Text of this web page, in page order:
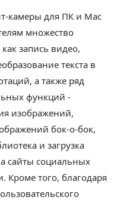
камеры для ПК и Mac
множество
запись видео,
текста в
а также ряд
функций -
изображений,
бок-о-бок,
и загрузка
социальных
Кроме того, благодаря